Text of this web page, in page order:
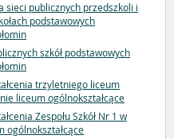
sieci publicznych przedszkoli i
podstawowych
szkół podstawowych
trzyletniego liceum
liceum ogólnokształcące
Zespołu Szkół Nr 1 w
ogólnokształcące